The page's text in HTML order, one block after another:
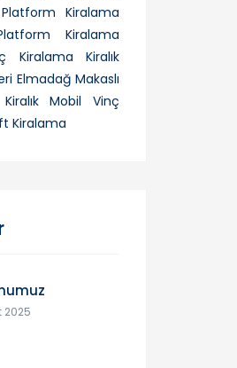
Kiralama
Kiralama
Kiralama
Kiralık
Elmadağ Makaslı
Kiralık Mobil Vinç
Kiralama
2025